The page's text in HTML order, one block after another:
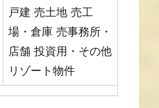
戸建 売土地 売工
場・倉庫 売事務所・
店舗 投資用・その他
リゾート物件